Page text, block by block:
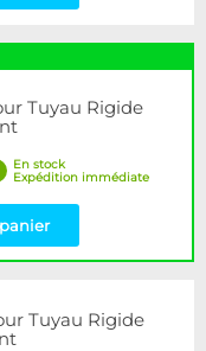
Tuyau Rigide
En stock
Expédition immédiate
Tuyau Rigide